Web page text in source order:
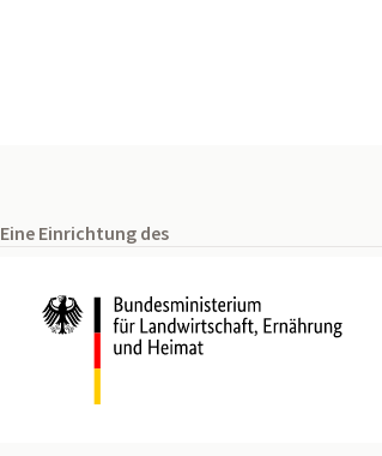
Eine Einrichtung des